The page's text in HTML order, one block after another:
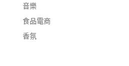
音樂
食品電商
香氛